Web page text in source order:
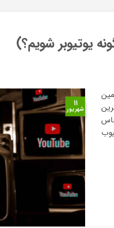
یوتیوبر شویم؟)
۱۱
شهریور